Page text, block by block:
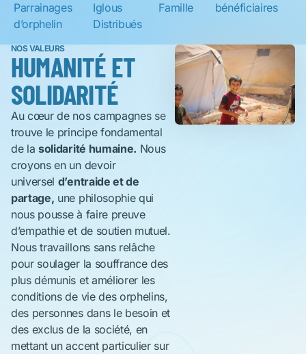
Parrainages
d’orphelin
Iglous
Distribués
Famille bénéficiaires
NOS VALEURS
HUMANITÉ ET
SOLIDARITÉ
Au cœur de nos campagnes se
trouve le principe fondamental
de lasolidarité humaine. Nous
croyons en un devoir
universel d’entraide et de
partage, une philosophie qui
nous pousse à faire preuve
d’empathie et de soutien mutuel.
Nous travaillons sans relâche
pour soulager la souffrance des
plus démunis et améliorer les
conditions de vie des orphelins,
des personnes dans le besoin et
des exclus de la société, en
mettant un accent particulier sur